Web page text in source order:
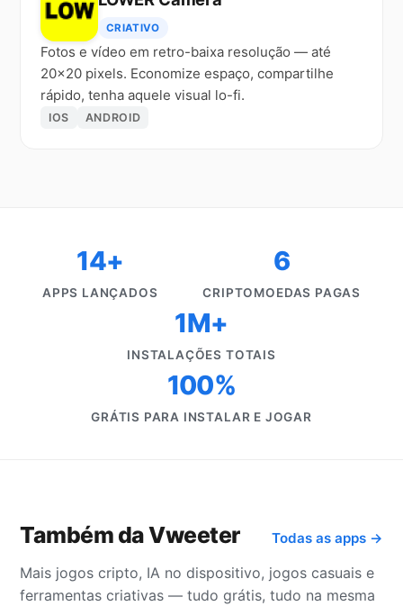
CRIATIVO
Fotos e vídeo em retro-baixa resolução — até
20×20 pixels. Economize espaço, compartilhe
rápido, tenha aquele visual lo-fi.
IOS ANDROID
14+
APPS LANÇADOS
6
CRIPTOMOEDAS PAGAS
1M+
INSTALAÇÕES TOTAIS
100%
GRÁTIS PARA INSTALAR E JOGAR
Também da Vweeter Todas as apps →
Mais jogos cripto, IA no dispositivo, jogos casuais e
ferramentas criativas — tudo grátis, tudo na mesma